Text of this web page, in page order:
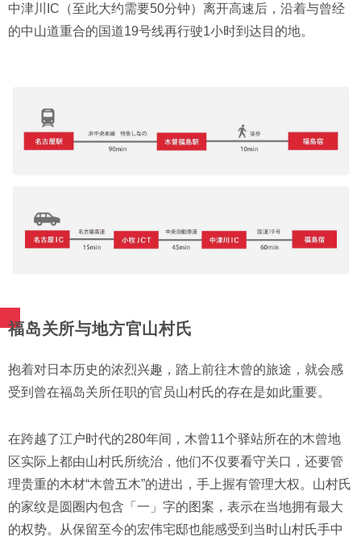
中津川IC（至此大约需要50分钟）离开高速后，沿着与曾经
的中山道重合的国道19号线再行驶1小时到达目的地。
福岛关所与地方官山村氏
抱着对日本历史的浓烈兴趣，踏上前往木曾的旅途，就会感
受到曾在福岛关所任职的官员山村氏的存在是如此重要。
在跨越了江户时代的280年间，木曾11个驿站所在的木曾地
区实际上都由山村氏所统治，他们不仅要看守关口，还要管
理贵重的木材“木曾五木”的进出，手上握有管理大权。山村氏
的家纹是圆圈内包含「一」字的图案，表示在当地拥有最大
的权势。从保留至今的宏伟宅邸也能感受到当时山村氏手中